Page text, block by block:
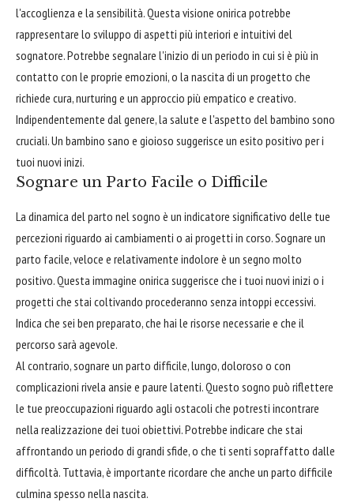
l'accoglienza e la sensibilità. Questa visione onirica potrebbe
rappresentare lo sviluppo di aspetti più interiori e intuitivi del
sognatore. Potrebbe segnalare l'inizio di un periodo in cui si è più in
contatto con le proprie emozioni, o la nascita di un progetto che
richiede cura, nurturing e un approccio più empatico e creativo.
Indipendentemente dal genere, la salute e l'aspetto del bambino sono
cruciali. Un bambino sano e gioioso suggerisce un esito positivo per i
tuoi nuovi inizi.
Sognare un Parto Facile o Difficile
La dinamica del parto nel sogno è un indicatore significativo delle tue
percezioni riguardo ai cambiamenti o ai progetti in corso. Sognare un
parto facile, veloce e relativamente indolore è un segno molto
positivo. Questa immagine onirica suggerisce che i tuoi nuovi inizi o i
progetti che stai coltivando procederanno senza intoppi eccessivi.
Indica che sei ben preparato, che hai le risorse necessarie e che il
percorso sarà agevole.
Al contrario, sognare un parto difficile, lungo, doloroso o con
complicazioni rivela ansie e paure latenti. Questo sogno può riflettere
le tue preoccupazioni riguardo agli ostacoli che potresti incontrare
nella realizzazione dei tuoi obiettivi. Potrebbe indicare che stai
affrontando un periodo di grandi sfide, o che ti senti sopraffatto dalle
difficoltà. Tuttavia, è importante ricordare che anche un parto difficile
culmina spesso nella nascita.